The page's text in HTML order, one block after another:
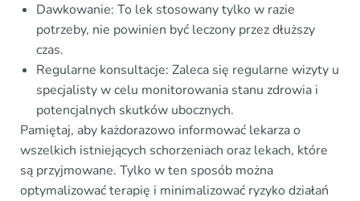
Dawkowanie: To lek stosowany tylko w razie
potrzeby, nie powinien być leczony przez dłuższy
czas.
Regularne konsultacje: Zaleca się regularne wizyty u
specjalisty w celu monitorowania stanu zdrowia i
potencjalnych skutków ubocznych.
Pamiętaj, aby każdorazowo informować lekarza o
wszelkich istniejących schorzeniach oraz lekach, które
są przyjmowane. Tylko w ten sposób można
optymalizować terapię i minimalizować ryzyko działań